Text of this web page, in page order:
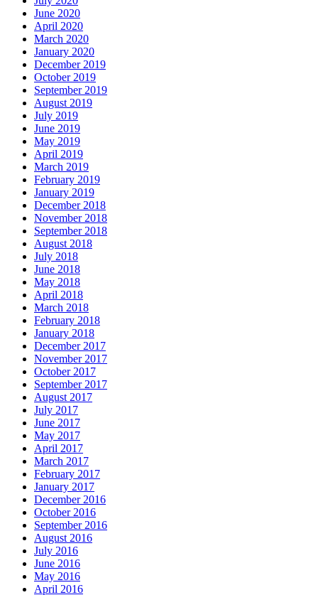
June 2020
April 2020
March 2020
January 2020
December 2019
October 2019
September 2019
August 2019
July 2019
June 2019
May 2019
April 2019
March 2019
February 2019
January 2019
December 2018
November 2018
September 2018
August 2018
July 2018
June 2018
May 2018
April 2018
March 2018
February 2018
January 2018
December 2017
November 2017
October 2017
September 2017
August 2017
July 2017
June 2017
May 2017
April 2017
March 2017
February 2017
January 2017
December 2016
October 2016
September 2016
August 2016
July 2016
June 2016
May 2016
April 2016